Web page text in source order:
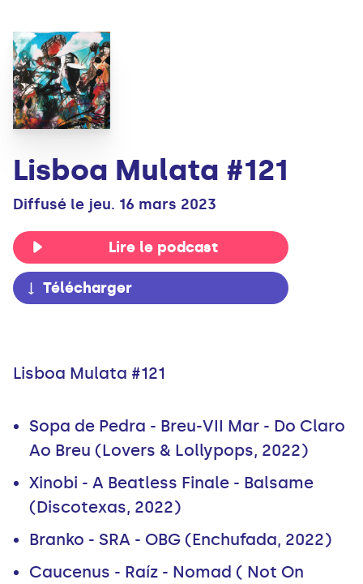
Lisboa Mulata #121
Diffusé le jeu. 16 mars 2023
Lire le podcast
Télécharger
Lisboa Mulata #121
Sopa de Pedra - Breu-VII Mar - Do Claro
Ao Breu (Lovers & Lollypops, 2022)
Xinobi - A Beatless Finale - Balsame
(Discotexas, 2022)
Branko - SRA - OBG (Enchufada, 2022)
Caucenus - Raíz - Nomad ( Not On